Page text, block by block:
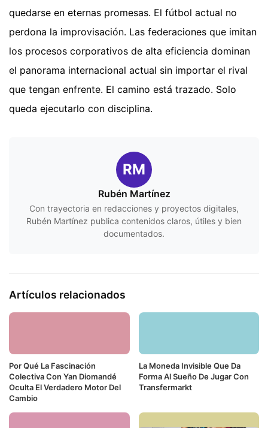
quedarse en eternas promesas. El fútbol actual no
perdona la improvisación. Las federaciones que imitan
los procesos corporativos de alta eficiencia dominan
el panorama internacional actual sin importar el rival
que tengan enfrente. El camino está trazado. Solo
queda ejecutarlo con disciplina.
RM
Rubén Martínez
Con trayectoria en redacciones y proyectos digitales,
Rubén Martínez publica contenidos claros, útiles y bien
documentados.
Artículos relacionados
Por Qué La Fascinación
Colectiva Con Yan Diomandé
Oculta El Verdadero Motor Del
Cambio
La Moneda Invisible Que Da
Forma Al Sueño De Jugar Con
Transfermarkt